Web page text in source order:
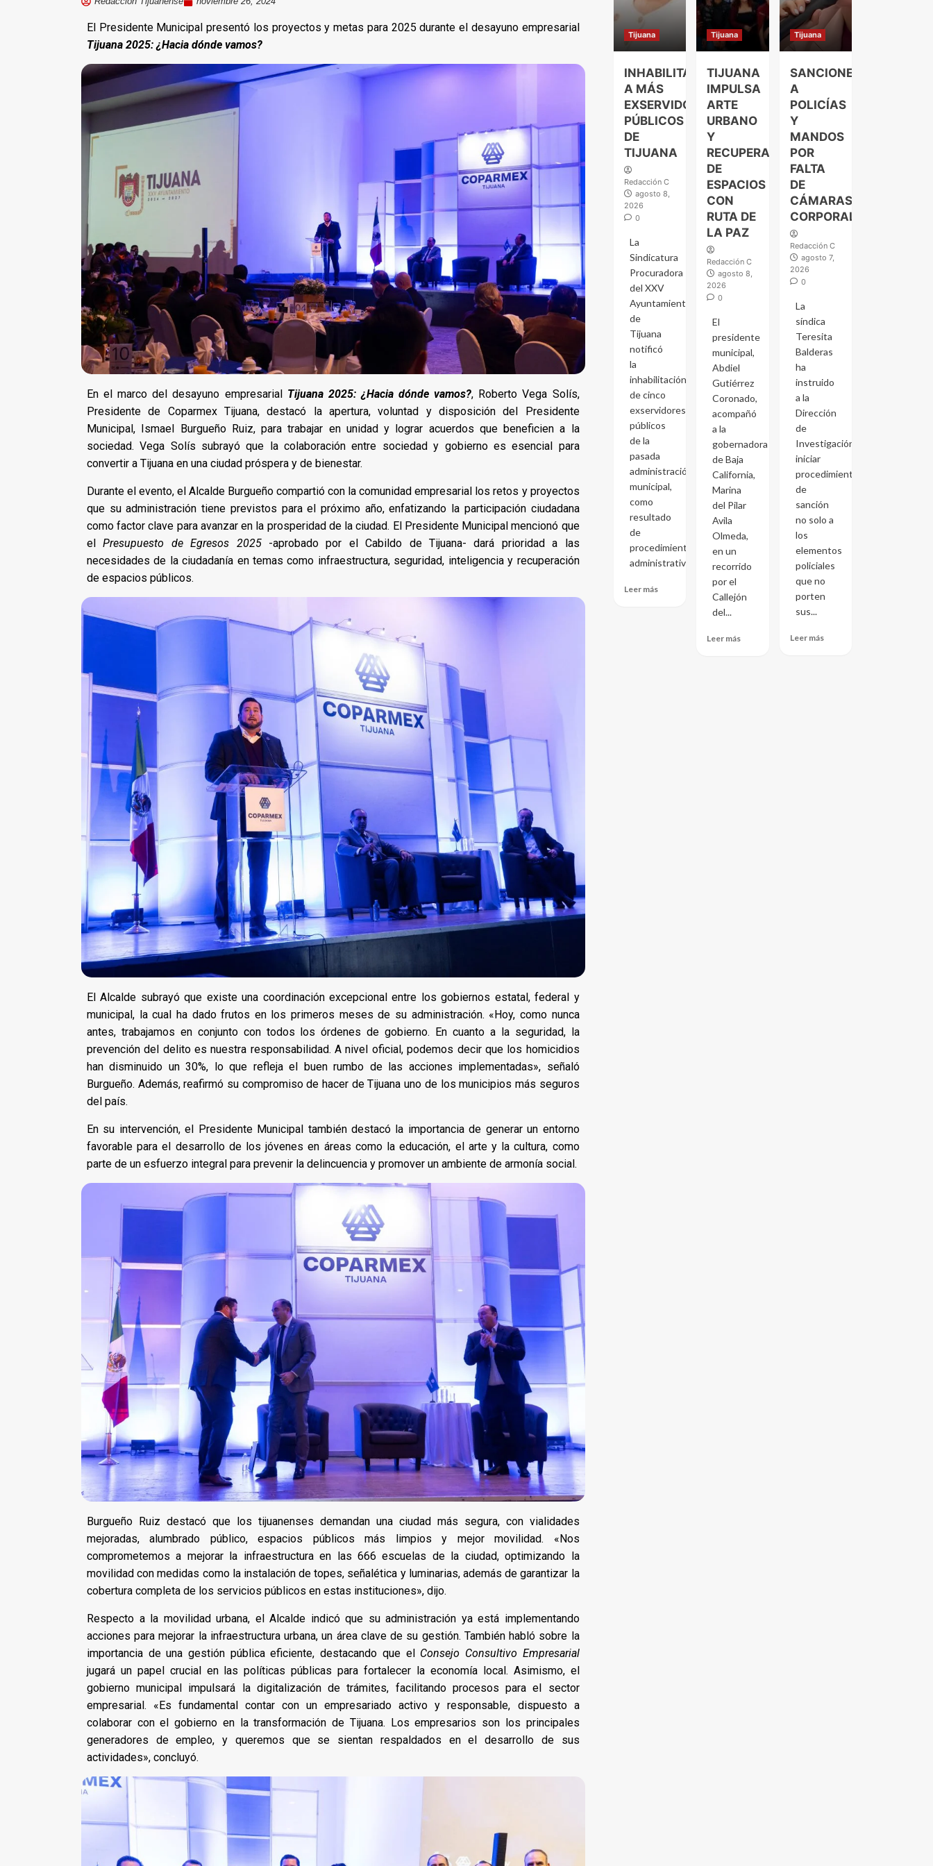
El Presidente Municipal presentó los proyectos y metas para 2025 durante el desayuno empresarial
Tijuana 2025: ¿Hacia dónde vamos?
En el marco del desayuno empresarial Tijuana 2025: ¿Hacia dónde vamos?, Roberto Vega Solís,
Presidente de Coparmex Tijuana, destacó la apertura, voluntad y disposición del Presidente
Municipal, Ismael Burgueño Ruiz, para trabajar en unidad y lograr acuerdos que beneficien a la
sociedad. Vega Solís subrayó que la colaboración entre sociedad y gobierno es esencial para
convertir a Tijuana en una ciudad próspera y de bienestar.
Durante el evento, el Alcalde Burgueño compartió con la comunidad empresarial los retos y proyectos
que su administración tiene previstos para el próximo año, enfatizando la participación ciudadana
como factor clave para avanzar en la prosperidad de la ciudad. El Presidente Municipal mencionó que
elPresupuesto de Egresos 2025-aprobado por el Cabildo de Tijuana- dará prioridad a las
necesidades de la ciudadanía en temas como infraestructura, seguridad, inteligencia y recuperación
de espacios públicos.
El Alcalde subrayó que existe una coordinación excepcional entre los gobiernos estatal, federal y
municipal, la cual ha dado frutos en los primeros meses de su administración. «Hoy, como nunca
antes, trabajamos en conjunto con todos los órdenes de gobierno. En cuanto a la seguridad, la
prevención del delito es nuestra responsabilidad. A nivel oficial, podemos decir que los homicidios
han disminuido un 30%, lo que refleja el buen rumbo de las acciones implementadas», señaló
Burgueño. Además, reafirmó su compromiso de hacer de Tijuana uno de los municipios más seguros
del país.
En su intervención, el Presidente Municipal también destacó la importancia de generar un entorno
favorable para el desarrollo de los jóvenes en áreas como la educación, el arte y la cultura, como
parte de un esfuerzo integral para prevenir la delincuencia y promover un ambiente de armonía social.
Burgueño Ruiz destacó que los tijuanenses demandan una ciudad más segura, con vialidades
mejoradas, alumbrado público, espacios públicos más limpios y mejor movilidad. «Nos
comprometemos a mejorar la infraestructura en las 666 escuelas de la ciudad, optimizando la
movilidad con medidas como la instalación de topes, señalética y luminarias, además de garantizar la
cobertura completa de los servicios públicos en estas instituciones», dijo.
Respecto a la movilidad urbana, el Alcalde indicó que su administración ya está implementando
acciones para mejorar la infraestructura urbana, un área clave de su gestión. También habló sobre la
importancia de una gestión pública eficiente, destacando que el Consejo Consultivo Empresarial
jugará un papel crucial en las políticas públicas para fortalecer la economía local. Asimismo, el
gobierno municipal impulsará la digitalización de trámites, facilitando procesos para el sector
empresarial. «Es fundamental contar con un empresariado activo y responsable, dispuesto a
colaborar con el gobierno en la transformación de Tijuana. Los empresarios son los principales
generadores de empleo, y queremos que se sientan respaldados en el desarrollo de sus
actividades», concluyó.
Tijuana
INHABILITAN
A MÁS
EXSERVIDORES
PÚBLICOS
DE
TIJUANA
Redacción C
agosto 8,
2026
0
La
Sindicatura
Procuradora
del XXV
Ayuntamiento
de
Tijuana
notificó
la
inhabilitación
de cinco
exservidores
públicos
de la
pasada
administración
municipal,
como
resultado
de
procedimientos
administrativos...
Leer más
Tijuana
TIJUANA
IMPULSA
ARTE
URBANO
Y
RECUPERACIÓN
DE
ESPACIOS
CON
RUTA DE
LA PAZ
Redacción C
agosto 8,
2026
0
El
presidente
municipal,
Abdiel
Gutiérrez
Coronado,
acompañó
a la
gobernadora
de Baja
California,
Marina
del Pilar
Avila
Olmeda,
en un
recorrido
por el
Callejón
del...
Leer más
Tijuana
SANCIONES
A
POLICÍAS
Y
MANDOS
POR
FALTA
DE
CÁMARAS
CORPORALES
Redacción C
agosto 7,
2026
0
La
síndica
Teresita
Balderas
ha
instruido
a la
Dirección
de
Investigación
iniciar
procedimientos
de
sanción
no solo a
los
elementos
policiales
que no
porten
sus...
Leer más